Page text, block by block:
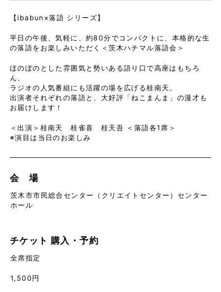
【ibabun×落語 シリーズ】
平日の午後、気軽に、約80分でコンパクトに、本格的な生
の落語をお楽しみいただく＜茨木ハチマル落語会＞
ほのぼのとした雰囲気と勢いある語り口で高座はもちろ
ん、
ラジオの人気番組にも活躍の場を広げる桂南天。
出演者それぞれの落語と、大好評「ねこまんま」の漫才も
お届けします！
＜出演＞桂南天 桂雀喜 桂天吾 ＜落語各1席＞
※演目は当日のお楽しみ
会 場
茨木市市民総合センター（クリエイトセンター）センター
ホール
チケット 購入・予約
全席指定
1,500円